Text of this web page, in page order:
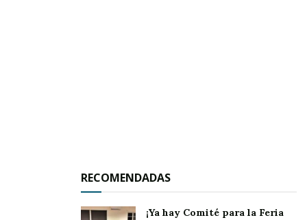
RECOMENDADAS
¡Ya hay Comité para la Feria